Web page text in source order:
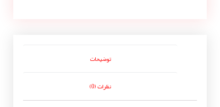
توضیحات
نظرات (0)